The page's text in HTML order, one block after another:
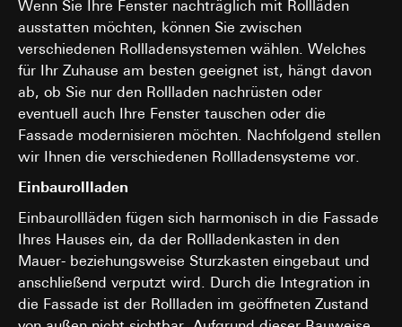
Wenn Sie Ihre Fenster nachträglich mit Rollläden
ausstatten möchten, können Sie zwischen
verschiedenen Rollladensystemen wählen. Welches
für Ihr Zuhause am besten geeignet ist, hängt davon
ab, ob Sie nur den Rollladen nachrüsten oder
eventuell auch Ihre Fenster tauschen oder die
Fassade modernisieren möchten. Nachfolgend stellen
wir Ihnen die verschiedenen Rollladensysteme vor.
Einbaurollladen
Einbaurollläden fügen sich harmonisch in die Fassade
Ihres Hauses ein, da der Rollladenkasten in den
Mauer- beziehungsweise Sturzkasten eingebaut und
anschließend verputzt wird. Durch die Integration in
die Fassade ist der Rollladen im geöffneten Zustand
Kategorien personenbezogener Daten: IP-
Adresse, Dauer der Sitzung, Benutzter Browser,
Endgerät
Rechtsgrundlage und ggf. verfolgte berechtigte
Interessen: Art. 6 Abs. 1 lit. f DSGVO
Empfänger:
interne Abteilungen, soweit Zugriff
Datenverarbeitungszwecke: Übermittlung der
Registrierungsrolle zur Anzeige relevanter
Informationen und Services
Kategorien personenbezogener Daten:
IP-
Adresse (anonymisiert), Zielgruppen-
Drittlandübermittlung:
Drittland: USA
Angemessenheitsbeschluss/Garantien/
Standardvertragsklauseln, Kopie zu erfragen bei
Gira Giersiepen GmbH & Co. KG, Einwilligung gem. Art.
Abs. 1 lit. a DSGVO
Lebensdauer des Cookies: 14 Monate
Google Tag Manager
Datenverarbeitungszwecke:
Verwaltung von Website-Tags
über eine Oberfläche
Kategorien personenbezogener Daten: IP-Adresse
(anonymisiert)
Rechtsgrundlage und ggf. verfolgte berechtigte Interessen:
Einsatz des Dienstes: § 25 Abs. 1 S. 1 TDDDG
Folgeverarbeitung der personenbezogenen Daten: Art. 6
Abs. 1 lit. a DSGVO
Empfänger:
interne Abteilungen, soweit Zugriff für
Meta Platforms Ireland Ltd, Meta Platforms, Inc. (USA)
Drittlandübermittlung:
Angemessenheitsbeschluss/Garantien/
Standardvertragsklauseln, Kopie zu erfragen bei
Gira Giersiepen GmbH & Co. KG, Einwilligung gem. Art.
Abs. 1 lit. a DSGVO
Lebensdauer des Cookies:
Pinterest Tag